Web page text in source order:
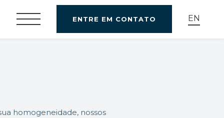
ENTRE EM CONTATO EN
homogeneidade, nossos